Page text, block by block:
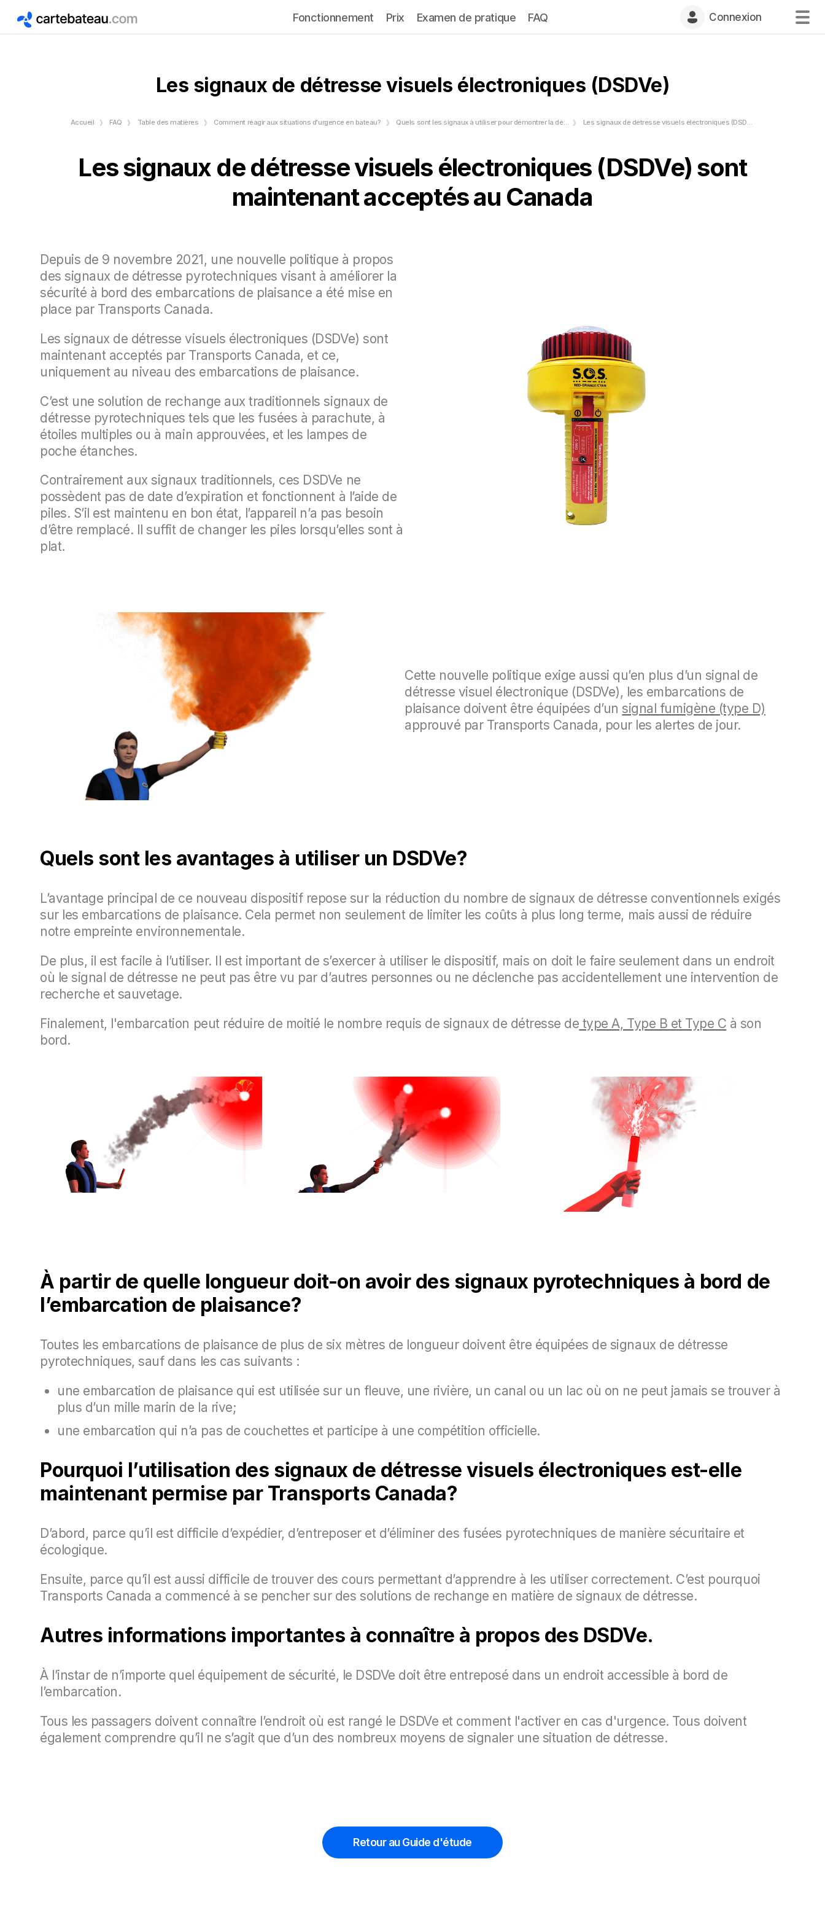
Fonctionnement Prix Examen de pratique FAQ Connexion
Les signaux de détresse visuels électroniques (DSDVe)
Accueil FAQ Table des matières Comment réagir aux situations d'urgence en bateau? Quels sont les signaux à utiliser pour démontrer la détresse en bateau? Les signaux de détresse visuels électroniques (DSDVe)
Les signaux de détresse visuels électroniques (DSDVe) sont
maintenant acceptés au Canada
Depuis de 9 novembre 2021, une nouvelle politique à propos
des signaux de détresse pyrotechniques visant à améliorer la
sécurité à bord des embarcations de plaisance a été mise en
place par Transports Canada.
Les signaux de détresse visuels électroniques (DSDVe) sont
maintenant acceptés par Transports Canada, et ce,
uniquement au niveau des embarcations de plaisance.
C’est une solution de rechange aux traditionnels signaux de
détresse pyrotechniques tels que les fusées à parachute, à
étoiles multiples ou à main approuvées, et les lampes de
poche étanches.
Contrairement aux signaux traditionnels, ces DSDVe ne
possèdent pas de date d’expiration et fonctionnent à l’aide de
piles. S’il est maintenu en bon état, l’appareil n’a pas besoin
d’être remplacé. Il suffit de changer les piles lorsqu’elles sont à
plat.
Cette nouvelle politique exige aussi qu’en plus d’un signal de
détresse visuel électronique (DSDVe), les embarcations de
plaisance doivent être équipées d’un signal fumigène (type D)
approuvé par Transports Canada, pour les alertes de jour.
Quels sont les avantages à utiliser un DSDVe?
L’avantage principal de ce nouveau dispositif repose sur la réduction du nombre de signaux de détresse conventionnels exigés
sur les embarcations de plaisance. Cela permet non seulement de limiter les coûts à plus long terme, mais aussi de réduire
notre empreinte environnementale.
De plus, il est facile à l’utiliser. Il est important de s’exercer à utiliser le dispositif, mais on doit le faire seulement dans un endroit
où le signal de détresse ne peut pas être vu par d’autres personnes ou ne déclenche pas accidentellement une intervention de
recherche et sauvetage.
Finalement, l'embarcation peut réduire de moitié le nombre requis de signaux de détresse de type A, Type B et Type C à son
bord.
À partir de quelle longueur doit-on avoir des signaux pyrotechniques à bord de
l’embarcation de plaisance?
Toutes les embarcations de plaisance de plus de six mètres de longueur doivent être équipées de signaux de détresse
pyrotechniques, sauf dans les cas suivants :
une embarcation de plaisance qui est utilisée sur un fleuve, une rivière, un canal ou un lac où on ne peut jamais se trouver à
plus d’un mille marin de la rive;
une embarcation qui n’a pas de couchettes et participe à une compétition officielle.
Pourquoi l’utilisation des signaux de détresse visuels électroniques est-elle
maintenant permise par Transports Canada?
D’abord, parce qu’il est difficile d’expédier, d’entreposer et d’éliminer des fusées pyrotechniques de manière sécuritaire et
écologique.
Ensuite, parce qu’il est aussi difficile de trouver des cours permettant d’apprendre à les utiliser correctement. C’est pourquoi
Transports Canada a commencé à se pencher sur des solutions de rechange en matière de signaux de détresse.
Autres informations importantes à connaître à propos des DSDVe.
À l’instar de n’importe quel équipement de sécurité, le DSDVe doit être entreposé dans un endroit accessible à bord de
l’embarcation.
Tous les passagers doivent connaître l’endroit où est rangé le DSDVe et comment l'activer en cas d'urgence. Tous doivent
également comprendre qu’il ne s’agit que d’un des nombreux moyens de signaler une situation de détresse.
Retour au Guide d'étude